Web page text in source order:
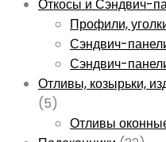
Откосы и Сэндвич-
Профили,
Сэндвич-
Сэндвич-
Отливы, козырьки,
(5)
Отливы